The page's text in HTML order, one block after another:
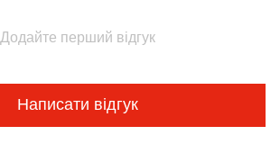
Додайте перший відгук
Написати відгук